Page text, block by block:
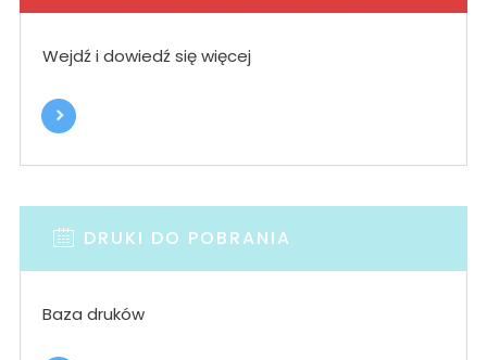
Wejdź i dowiedź się więcej
DRUKI DO POBRANIA
Baza druków